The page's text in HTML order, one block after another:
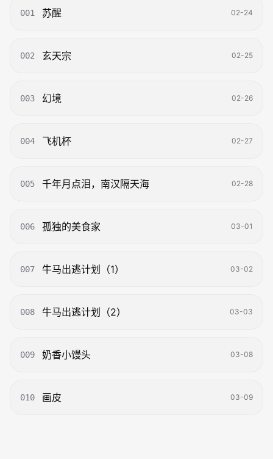
001 苏醒 02-24
002 玄天宗 02-25
003 幻境 02-26
004 飞机杯 02-27
005 千年月点泪，南汉隔天海 02-28
006 孤独的美食家 03-01
007 牛马出逃计划（1） 03-02
008 牛马出逃计划（2） 03-03
009 奶香小馒头 03-08
010 画皮 03-09